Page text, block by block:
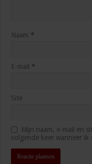
Naam *
E-mail *
Site
Mijn naam, e-mail en
volgende keer wanneer ik